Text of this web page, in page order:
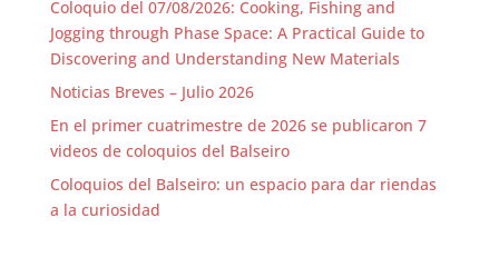
Coloquio del 07/08/2026: Cooking, Fishing and
Jogging through Phase Space: A Practical Guide to
Discovering and Understanding New Materials
Noticias Breves – Julio 2026
En el primer cuatrimestre de 2026 se publicaron 7
videos de coloquios del Balseiro
Coloquios del Balseiro: un espacio para dar riendas
a la curiosidad